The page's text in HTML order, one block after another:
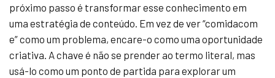
próximo passo é transformar esse conhecimento em
uma estratégia de conteúdo. Em vez de ver “comidacom
e” como um problema, encare-o como uma oportunidade
criativa. A chave é não se prender ao termo literal, mas
usá-lo como um ponto de partida para explorar um